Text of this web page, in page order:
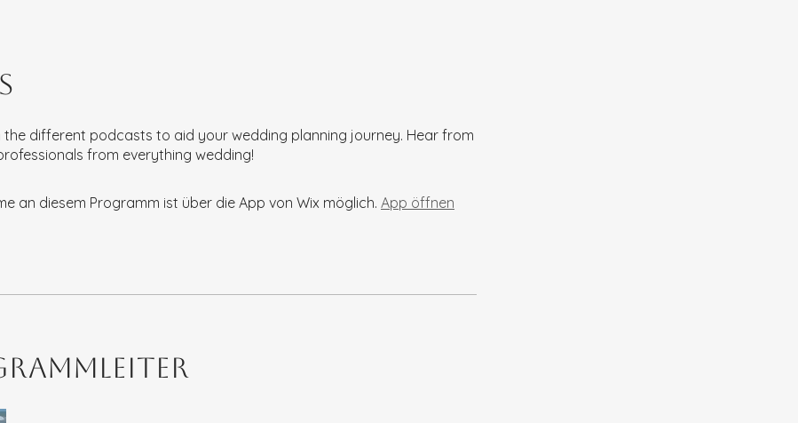
the different podcasts to aid your wedding planning journey. Hear from
from everything wedding!
an diesem Programm ist über die App von Wix möglich. App öffnen